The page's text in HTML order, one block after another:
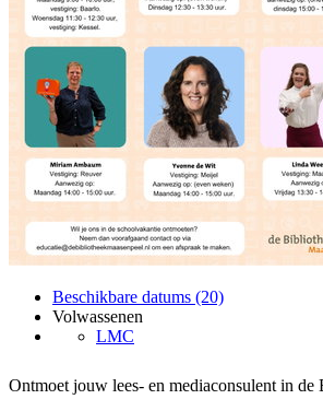
Beschikbare datums (20)
Volwassenen
LMC
Ontmoet jouw lees- en mediaconsulent in de